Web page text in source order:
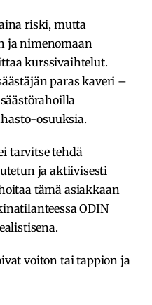
riski, mutta
ja nimenomaan
kurssivaihtelut.
paras kaveri –
osuuksia.
tarvitse tehdä
ja aktiivisesti
tämä asiakkaan
ODIN
voiton tai tappion ja